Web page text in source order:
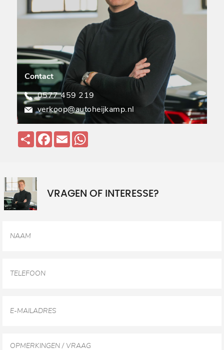
Contact
0577 459 219
verkoop@autoheijkamp.nl
Deel Facebook
Email
VRAGEN OF INTERESSE?